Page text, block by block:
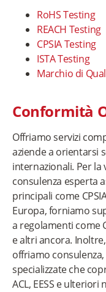
RoHS Testing
REACH Testing
CPSIA Testing
ISTA Testing
Marchio di
Conformità
Offriamo servizi
aziende a orientarsi
internazionali. Per la
consulenza esperta
principali come
Europa, forniamo
a regolamenti come
e altri ancora.
offriamo
specializzate che
ACL, EESS e ulteriori